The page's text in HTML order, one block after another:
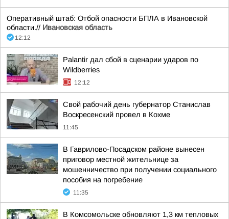
Оперативный штаб: Отбой опасности БПЛА в Ивановской
области.// Ивановская область
12:12
Palantir дал сбой в сценарии ударов по
Wildberries
12:12
Свой рабочий день губернатор Станислав
Воскресенский провел в Кохме
11:45
В Гаврилово-Посадском районе вынесен
приговор местной жительнице за
мошенничество при получении социального
пособия на погребение
11:35
В Комсомольске обновляют 1,3 км тепловых